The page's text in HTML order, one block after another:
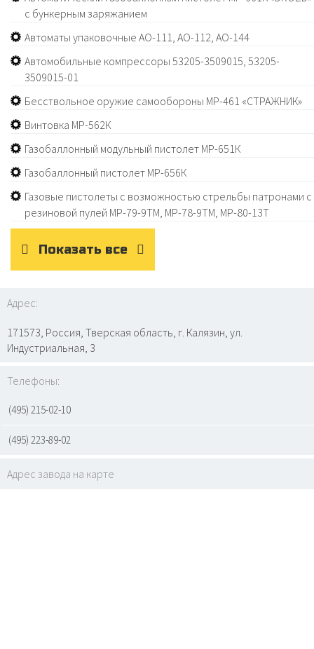
с бункерным заряжанием
Автоматы упаковочные АО-111, АО-112, АО-144
Автомобильные компрессоры 53205-3509015, 53205-
3509015-01
Бесствольное оружие самообороны МР-461 «СТРАЖНИК»
Винтовка МР-562К
Газобаллонный модульный пистолет МР-651К
Газобаллонный пистолет МР-656К
Газовые пистолеты с возможностью стрельбы патронами с
резиновой пулей МР-79-9ТМ, МР-78-9ТМ, МР-80-13Т
Показать все
Адрес:
171573, Россия, Тверская область, г. Калязин, ул.
Индустриальная, 3
Телефоны:
(495) 215-02-10
(495) 223-89-02
Адрес завода на карте